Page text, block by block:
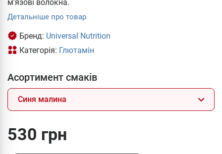
м'язові волокна.
Детальніше про товар
Бренд: Universal Nutrition
Категорія: Глютамін
Асортимент смаків
Синя малина
530 грн